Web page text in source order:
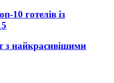
10 готелів із
з найкрасивішими